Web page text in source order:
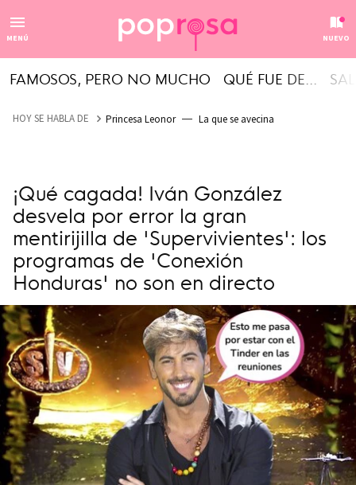
MENÚ NUEVO
FAMOSOS, PERO NO MUCHO QUÉ FUE DE...
HOY SE HABLA DE Princesa Leonor La que se avecina
¡Qué cagada! Iván González
desvela por error la gran
mentirijilla de 'Supervivientes': los
programas de 'Conexión
Honduras' no son en directo